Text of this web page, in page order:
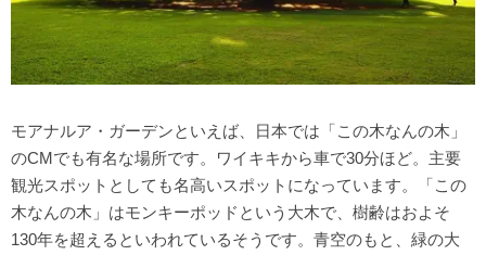
モアナルア・ガーデンといえば、日本では「この木なんの木」
のCMでも有名な場所です。ワイキキから車で30分ほど。主要
観光スポットとしても名高いスポットになっています。「この
木なんの木」はモンキーポッドという大木で、樹齢はおよそ
130年を超えるといわれているそうです。青空のもと、緑の大